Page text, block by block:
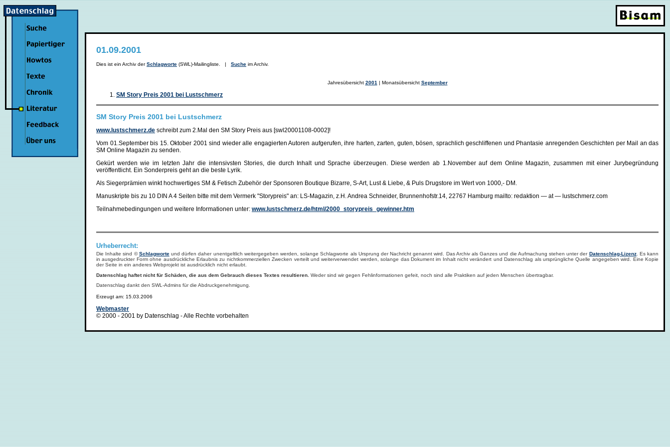
01.09.2001
Dies ist ein Archiv derSchlagworte (SWL)-Mailingliste. | Suche im Archiv.
Jahresübersicht 2001 | Monatsübersicht September
SM Story Preis 2001 bei Lustschmerz
SM Story Preis 2001 bei Lustschmerz
www.lustschmerz.de schreibt zum 2.Mal den SM Story Preis aus [swl20001108-0002]!
Vom 01.September bis 15. Oktober 2001 sind wieder alle engagierten Autoren aufgerufen, ihre harten, zarten, guten, bösen, sprachlich geschliffenen und Phantasie anregenden Geschichten per Mail an das
SM Online Magazin zu senden.
Gekürt werden wie im letzten Jahr die intensivsten Stories, die durch Inhalt und Sprache überzeugen. Diese werden ab 1.November auf dem Online Magazin, zusammen mit einer Jurybegründung
veröffentlicht. Ein Sonderpreis geht an die beste Lyrik.
Als Siegerprämien winkt hochwertiges SM & Fetisch Zubehör der Sponsoren Boutique Bizarre, S-Art, Lust & Liebe, & Puls Drugstore im Wert von 1000,- DM.
Manuskripte bis zu 10 DIN A 4 Seiten bitte mit dem Vermerk "Storypreis" an: LS-Magazin, z.H. Andrea Schneider, Brunnenhofstr.14, 22767 Hamburg mailto: redaktion — at — lustschmerz.com
Teilnahmebedingungen und weitere Informationen unter: www.lustschmerz.de/html/2000_storypreis_gewinner.htm
Urheberrecht:
Die Inhalte sind ©Schlagworteund dürfen daher unentgeltlich weitergegeben werden, solange Schlagworte als Ursprung der Nachricht genannt wird. Das Archiv als Ganzes und die Aufmachung stehen unter der Datenschlag-Lizenz. Es kann
in ausgedruckter Form ohne ausdrückliche Erlaubnis zu nichtkommerziellen Zwecken verteilt und weiterverwendet werden, solange das Dokument im Inhalt nicht verändert und Datenschlag als ursprüngliche Quelle angegeben wird. Eine Kopie
der Seite in ein anderes Webprojekt ist ausdrücklich nicht erlaubt.
Datenschlag haftet nicht für Schäden, die aus dem Gebrauch dieses Textes resultieren. Weder sind wir gegen Fehlinformationen gefeit, noch sind alle Praktiken auf jeden Menschen übertragbar.
Datenschlag dankt den SWL-Admins für die Abdruckgenehmigung.
Erzeugt am: 15.03.2006
Webmaster
© 2000 - 2001 by Datenschlag - Alle Rechte vorbehalten